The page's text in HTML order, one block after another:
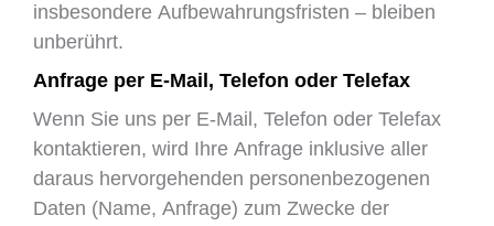
insbesondere Aufbewahrungsfristen – bleiben
unberührt.
Anfrage per E-Mail, Telefon oder Telefax
Wenn Sie uns per E-Mail, Telefon oder Telefax
kontaktieren, wird Ihre Anfrage inklusive aller
daraus hervorgehenden personenbezogenen
Daten (Name, Anfrage) zum Zwecke der